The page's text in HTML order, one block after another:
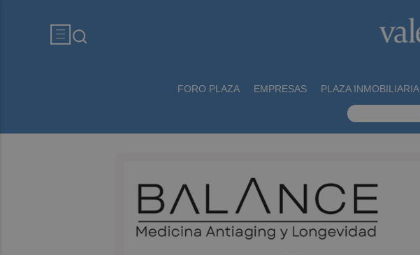
FORO PLAZA EMPRESAS PLAZA INMOBILIARIA